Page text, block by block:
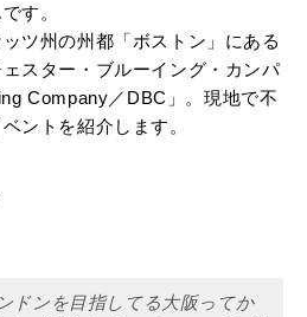
す。
ツ州の州都「ボストン」にある
スター・ブルーイング・カンパ
Company／DBC」。現地で不
ントを紹介します。
ンを目指してる大阪ってか